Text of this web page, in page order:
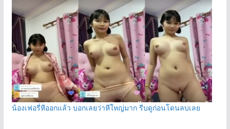
น้องเฟอรี่หีออกแล้ว บอกเลยว่าหีใหญ่มาก รีบดูก่อนโดนลบเลย